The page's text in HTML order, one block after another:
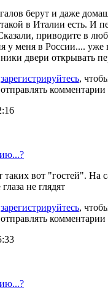
берут и даже
в Италии есть. И
приводите в
у меня в России.... уже
двери открывать
зарегистрируйтесь,
комментарии
таких вот "гостей". На
не глядят
зарегистрируйтесь,
комментарии